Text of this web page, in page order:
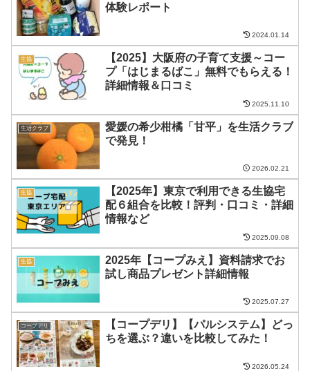
体験レポート
2024.01.14
生協
【2025】大阪府の子育て支援～コー
プ「はじまるばこ」無料でもらえる！
詳細情報＆口コミ
2025.11.10
生活クラブ
愛媛の希少柑橘「甘平」を生活クラブ
で発見！
2026.02.21
生協
【2025年】東京で利用できる生協宅
配６組合を比較！評判・口コミ・詳細
情報など
2025.09.08
生協
2025年【コープみえ】資料請求でお
試し商品プレゼント詳細情報
2025.07.27
コープデリ
【コープデリ】【パルシステム】どっ
ちを選ぶ？違いを比較してみた！
2026.05.24